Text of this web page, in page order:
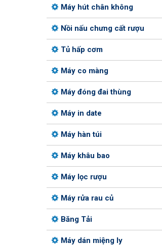
Máy hút chân không
Nồi nấu chưng cất rượu
Tủ hấp cơm
Máy co màng
Máy đóng đai thùng
Máy in date
Máy hàn túi
Máy khâu bao
Máy lọc rượu
Máy rửa rau củ
Băng Tải
Máy dán miệng ly